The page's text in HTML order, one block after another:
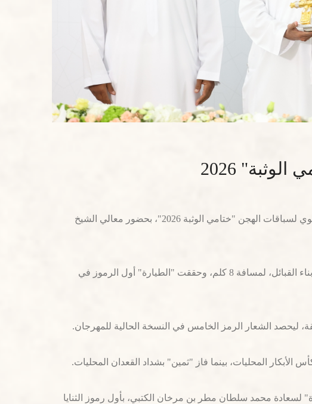
2026
توجت "الطيارة" لحمد محمد سهيل العامري بكأس الثنايا الأبكار في الشوط المفتوح، ضمن المهرجان الختامي السنوي لسباقات الهجن "ختامي الوثبة 2026"، بحضور معالي الشيخ
وتواصلت منافسات المهرجان، لليوم السادس على التوالي، بميدان الوثبة، حيث أقيمت منافسات سن الثنايا لهجن أبناء القبائل، لمسافة 8 كلم، وحققت "الطيارة" أول الرموز في
المحليات، بينما فاز "ثمين" بشداد القعدان المحليات.
وخصصت أول 4 أشواط لرموز الإنتاج، وفازت "ثروة" لسعادة محمد سلطان مطر بن مرخان الكتبي، بأول رموز الثنايا